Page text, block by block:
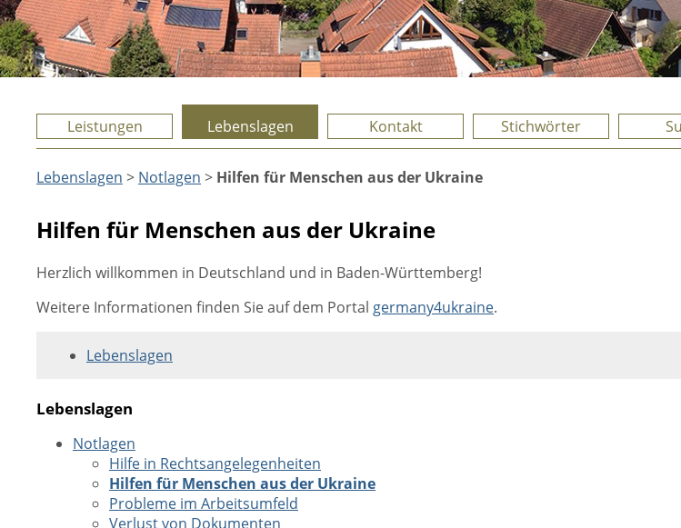
Leistungen Lebenslagen Kontakt Stichwörter
Lebenslagen > Notlagen > Hilfen für Menschen aus der Ukraine
Hilfen für Menschen aus der Ukraine
Herzlich willkommen in Deutschland und in Baden-Württemberg!
Weitere Informationen finden Sie auf dem Portal germany4ukraine.
Lebenslagen
Lebenslagen
Notlagen
Hilfe in Rechtsangelegenheiten
Hilfen für Menschen aus der Ukraine
Probleme im Arbeitsumfeld
Verlust von Dokumenten